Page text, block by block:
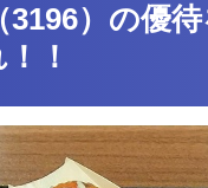
）の優
！